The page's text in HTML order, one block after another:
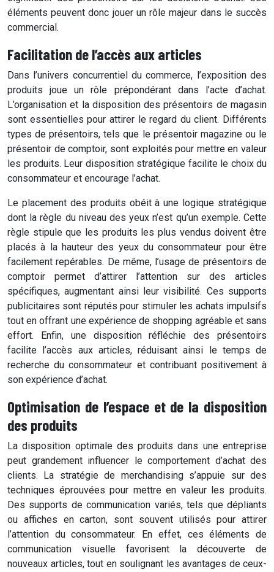
éléments peuvent donc jouer un rôle majeur dans le succès
commercial.
Facilitation de l’accès aux articles
Dans l’univers concurrentiel du commerce, l’exposition des
produits joue un rôle prépondérant dans l’acte d’achat.
L’organisation et la disposition des présentoirs de magasin
sont essentielles pour attirer le regard du client. Différents
types de présentoirs, tels que le présentoir magazine ou le
présentoir de comptoir, sont exploités pour mettre en valeur
les produits. Leur disposition stratégique facilite le choix du
consommateur et encourage l’achat.
Le placement des produits obéit à une logique stratégique
dont la règle du niveau des yeux n’est qu’un exemple. Cette
règle stipule que les produits les plus vendus doivent être
placés à la hauteur des yeux du consommateur pour être
facilement repérables. De même, l’usage de présentoirs de
comptoir permet d’attirer l’attention sur des articles
spécifiques, augmentant ainsi leur visibilité. Ces supports
publicitaires sont réputés pour stimuler les achats impulsifs
tout en offrant une expérience de shopping agréable et sans
effort. Enfin, une disposition réfléchie des présentoirs
facilite l’accès aux articles, réduisant ainsi le temps de
recherche du consommateur et contribuant positivement à
son expérience d’achat.
Optimisation de l’espace et de la disposition
des produits
La disposition optimale des produits dans une entreprise
peut grandement influencer le comportement d’achat des
clients. La stratégie de merchandising s’appuie sur des
techniques éprouvées pour mettre en valeur les produits.
Des supports de communication variés, tels que dépliants
ou affiches en carton, sont souvent utilisés pour attirer
l’attention du consommateur. En effet, ces éléments de
communication visuelle favorisent la découverte de
nouveaux articles, tout en soulignant les avantages de ceux-